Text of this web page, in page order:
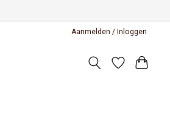
Aanmelden / Inloggen